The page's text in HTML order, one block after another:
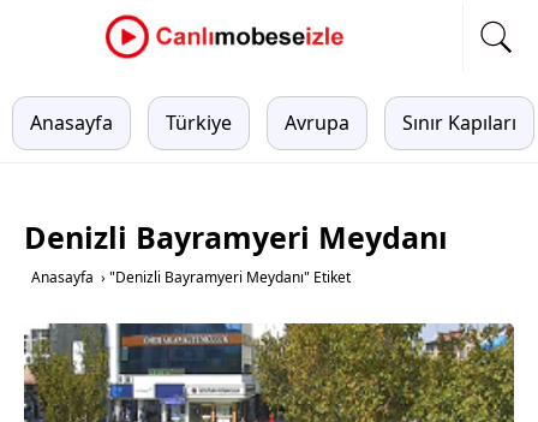
Anasayfa Türkiye Avrupa Sınır Kapıları
Denizli Bayramyeri Meydanı
Anasayfa › "Denizli Bayramyeri Meydanı" Etiket